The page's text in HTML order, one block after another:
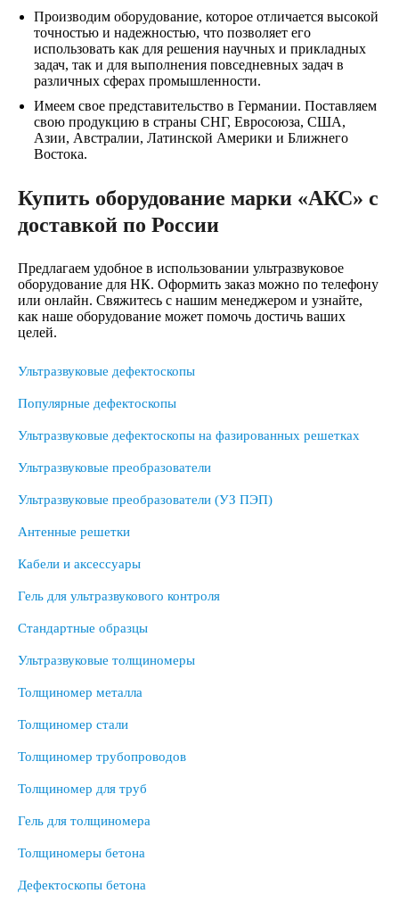
Производим оборудование, которое отличается высокой
точностью и надежностью, что позволяет его
использовать как для решения научных и прикладных
задач, так и для выполнения повседневных задач в
различных сферах промышленности.
Имеем свое представительство в Германии. Поставляем
свою продукцию в страны СНГ, Евросоюза, США,
Азии, Австралии, Латинской Америки и Ближнего
Востока.
Купить оборудование марки «АКС» с
доставкой по России
Предлагаем удобное в использовании ультразвуковое
оборудование для НК. Оформить заказ можно по телефону
или онлайн. Свяжитесь с нашим менеджером и узнайте,
как наше оборудование может помочь достичь ваших
целей.
Ультразвуковые дефектоскопы
Популярные дефектоскопы
Ультразвуковые дефектоскопы на фазированных решетках
Ультразвуковые преобразователи
Ультразвуковые преобразователи (УЗ ПЭП)
Антенные решетки
Кабели и аксессуары
Гель для ультразвукового контроля
Стандартные образцы
Ультразвуковые толщиномеры
Толщиномер металла
Толщиномер стали
Толщиномер трубопроводов
Толщиномер для труб
Гель для толщиномера
Толщиномеры бетона
Дефектоскопы бетона